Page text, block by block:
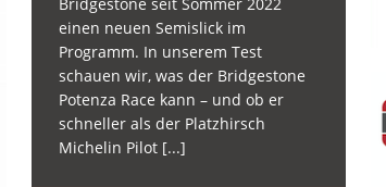
einen neuen Semislick im
Programm. In unserem Test
schauen wir, was der Bridgestone
Potenza Race kann – und ob er
schneller als der Platzhirsch
Michelin Pilot [...]